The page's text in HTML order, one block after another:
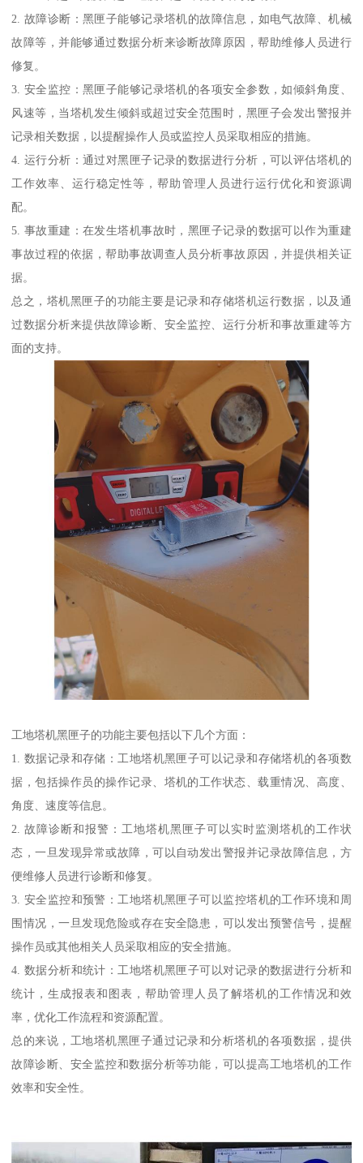
2. 故障诊断：黑匣子能够记录塔机的故障信息，如电气故障、机械
故障等，并能够通过数据分析来诊断故障原因，帮助维修人员进行
修复。
3. 安全监控：黑匣子能够记录塔机的各项安全参数，如倾斜角度、
风速等，当塔机发生倾斜或超过安全范围时，黑匣子会发出警报并
记录相关数据，以提醒操作人员或监控人员采取相应的措施。
4. 运行分析：通过对黑匣子记录的数据进行分析，可以评估塔机的
工作效率、运行稳定性等，帮助管理人员进行运行优化和资源调
配。
5. 事故重建：在发生塔机事故时，黑匣子记录的数据可以作为重建
事故过程的依据，帮助事故调查人员分析事故原因，并提供相关证
据。
总之，塔机黑匣子的功能主要是记录和存储塔机运行数据，以及通
过数据分析来提供故障诊断、安全监控、运行分析和事故重建等方
面的支持。
工地塔机黑匣子的功能主要包括以下几个方面：
1. 数据记录和存储：工地塔机黑匣子可以记录和存储塔机的各项数
据，包括操作员的操作记录、塔机的工作状态、载重情况、高度、
角度、速度等信息。
2. 故障诊断和报警：工地塔机黑匣子可以实时监测塔机的工作状
态，一旦发现异常或故障，可以自动发出警报并记录故障信息，方
便维修人员进行诊断和修复。
3. 安全监控和预警：工地塔机黑匣子可以监控塔机的工作环境和周
围情况，一旦发现危险或存在安全隐患，可以发出预警信号，提醒
操作员或其他相关人员采取相应的安全措施。
4. 数据分析和统计：工地塔机黑匣子可以对记录的数据进行分析和
统计，生成报表和图表，帮助管理人员了解塔机的工作情况和效
率，优化工作流程和资源配置。
总的来说，工地塔机黑匣子通过记录和分析塔机的各项数据，提供
故障诊断、安全监控和数据分析等功能，可以提高工地塔机的工作
效率和安全性。